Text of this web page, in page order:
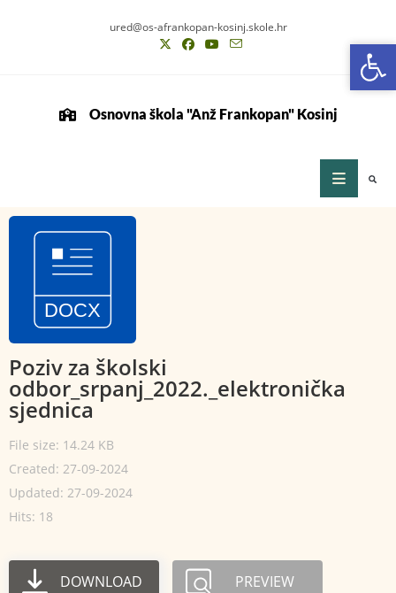
ured@os-afrankopan-kosinj.skole.hr
Osnovna škola "Anž Frankopan" Kosinj
Poziv za školski
odbor_srpanj_2022._elektronička
sjednica
File size: 14.24 KB
Created: 27-09-2024
Updated: 27-09-2024
Hits: 18
DOWNLOAD PREVIEW